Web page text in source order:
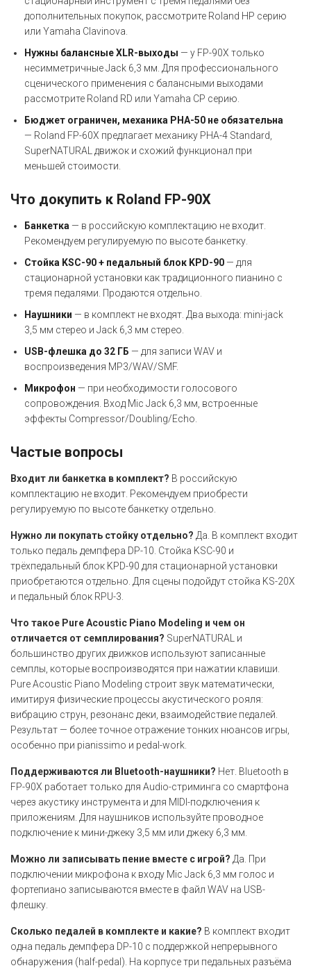
дополнительных покупок, рассмотрите Roland HP серию
или Yamaha Clavinova.
Нужны балансные XLR-выходы — у FP-90X только
несимметричные Jack 6,3 мм. Для профессионального
сценического применения с балансными выходами
рассмотрите Roland RD или Yamaha CP серию.
Бюджет ограничен, механика PHA-50 не обязательна
— Roland FP-60X предлагает механику PHA-4 Standard,
SuperNATURAL движок и схожий функционал при
меньшей стоимости.
Что докупить к Roland FP-90X
Банкетка — в российскую комплектацию не входит.
Рекомендуем регулируемую по высоте банкетку.
Стойка KSC-90 + педальный блок KPD-90 — для
стационарной установки как традиционного пианино с
тремя педалями. Продаются отдельно.
Наушники — в комплект не входят. Два выхода: mini-jack
3,5 мм стерео и Jack 6,3 мм стерео.
USB-флешка до 32 ГБ — для записи WAV и
воспроизведения MP3/WAV/SMF.
Микрофон — при необходимости голосового
сопровождения. Вход Mic Jack 6,3 мм, встроенные
эффекты Compressor/Doubling/Echo.
Частые вопросы
Входит ли банкетка в комплект? В российскую
комплектацию не входит. Рекомендуем приобрести
регулируемую по высоте банкетку отдельно.
Нужно ли покупать стойку отдельно? Да. В комплект входит
только педаль демпфера DP-10. Стойка KSC-90 и
трёхпедальный блок KPD-90 для стационарной установки
приобретаются отдельно. Для сцены подойдут стойка KS-20X
и педальный блок RPU-3.
Что такое Pure Acoustic Piano Modeling и чем он
отличается от семплирования? SuperNATURAL и
большинство других движков используют записанные
семплы, которые воспроизводятся при нажатии клавиши.
Pure Acoustic Piano Modeling строит звук математически,
имитируя физические процессы акустического рояля:
вибрацию струн, резонанс деки, взаимодействие педалей.
Результат — более точное отражение тонких нюансов игры,
особенно при pianissimo и pedal-work.
Поддерживаются ли Bluetooth-наушники? Нет. Bluetooth в
FP-90X работает только для Audio-стриминга со смартфона
через акустику инструмента и для MIDI-подключения к
приложениям. Для наушников используйте проводное
подключение к мини-джеку 3,5 мм или джеку 6,3 мм.
Можно ли записывать пение вместе с игрой? Да. При
подключении микрофона к входу Mic Jack 6,3 мм голос и
фортепиано записываются вместе в файл WAV на USB-
флешку.
Сколько педалей в комплекте и какие? В комплект входит
одна педаль демпфера DP-10 с поддержкой непрерывного
обнаружения (half-pedal). На корпусе три педальных разъёма